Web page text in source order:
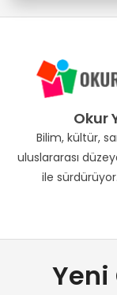
Okur
Bilim, kültür,
uluslararası
ile
Yeni